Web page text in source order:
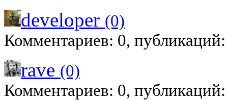
developer (0)
Комментариев: 0,
rave (0)
Комментариев: 0,